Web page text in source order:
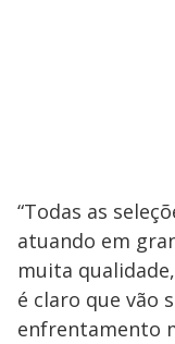
“Todas as
atuando em
muita
é claro que vão
enfrentamento